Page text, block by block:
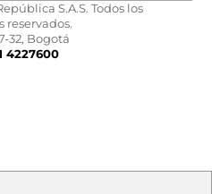
S.A.S. Todos los
reservados.
32, Bogotá
4227600